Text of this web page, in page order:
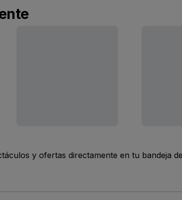
y ofertas directamente en tu bandeja